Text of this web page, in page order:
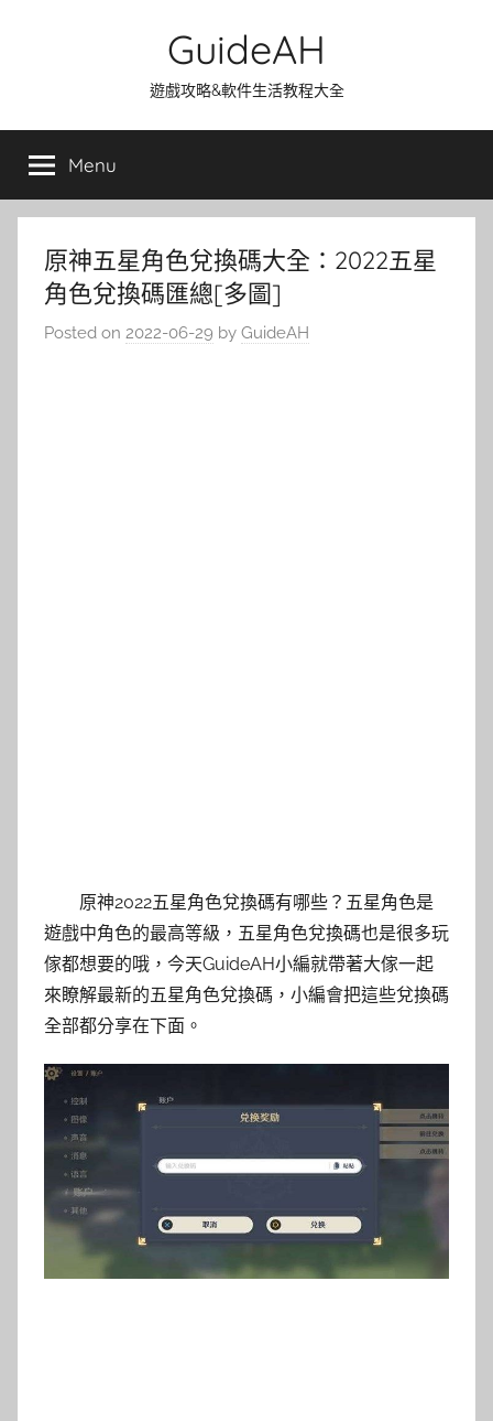
GuideAH
遊戲攻略&軟件生活教程大全
Menu
原神五星角色兌換碼大全：2022五星
角色兌換碼匯總[多圖]
Posted on 2022-06-29 by GuideAH
原神2022五星角色兌換碼有哪些？五星角色是
遊戲中角色的最高等級，五星角色兌換碼也是很多玩
傢都想要的哦，今天GuideAH小編就帶著大傢一起
來瞭解最新的五星角色兌換碼，小編會把這些兌換碼
全部都分享在下面。